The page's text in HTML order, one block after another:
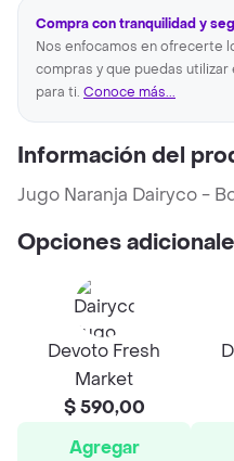
Compra con tranquilidad y
Nos enfocamos en ofrecerte
compras y que puedas
para ti. Conoce más...
Información del
Jugo Naranja Dairyco -
Opciones
Devoto Fresh
Market
$ 590,00
Agregar